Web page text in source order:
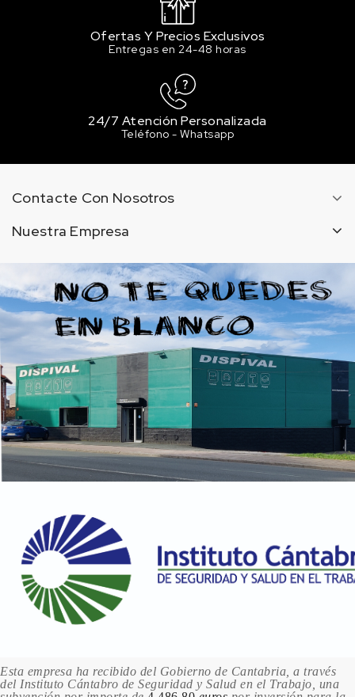
Ofertas Y Precios Exclusivos
Entregas en 24-48 horas
24/7 Atención Personalizada
Teléfono - Whatsapp
Contacte Con Nosotros
Nuestra Empresa
Esta empresa ha recibido del Gobierno de Cantabria, a través
del Instituto Cántabro de Seguridad y Salud en el Trabajo, una